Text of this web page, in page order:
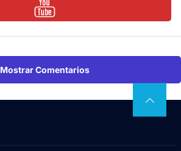
Mostrar Comentarios